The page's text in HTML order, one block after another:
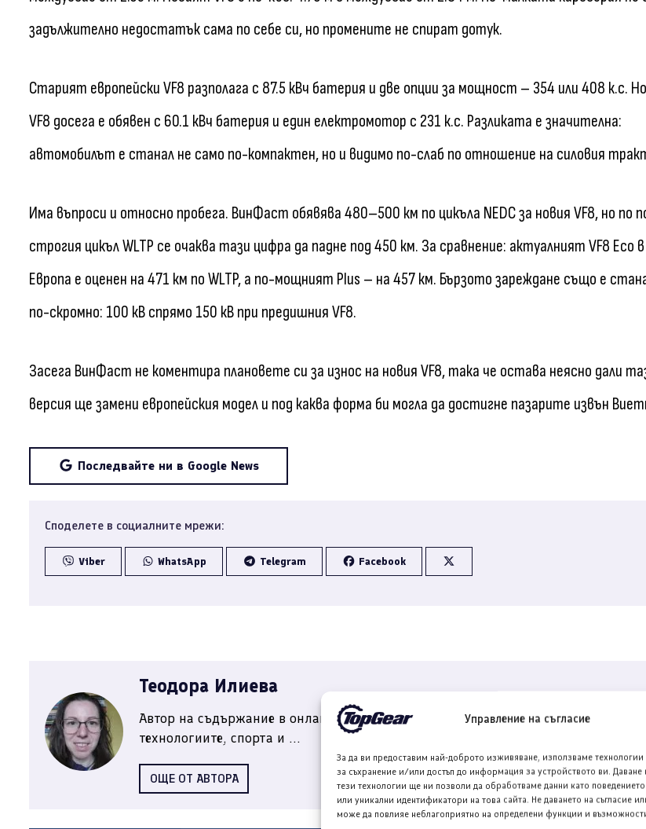
Управление на съгласие
За да ви предоставим най-доброто изживяване, използваме технологии
за съхранение и/или достъп до информация за устройството ви. Даване
тези технологии ще ни позволи да обработваме данни като
или уникални идентификатори на това сайта. Не даването на съгласие
може да повлияе неблагоприятно на определени функции и
задължително недостатък сама по себе си, но промените не спират дотук.
Старият европейски VF8 разполага с 87.5 кВч батерия и две опции за мощност – 354 или 408 к.с.
VF8 досега е обявен с 60.1 кВч батерия и един електромотор с 231 к.с. Разликата е значителна:
автомобилът е станал не само по-компактен, но и видимо по-слаб по отношение на силовия
Има въпроси и относно пробега. ВинФаст обявява 480–500 км по цикъла NEDC за новия VF8, но по
строгия цикъл WLTP се очаква тази цифра да падне под 450 км. За сравнение: актуалният VF8 Eco в
Европа е оценен на 471 км по WLTP, а по-мощният Plus – на 457 км. Бързото зареждане също е
по-скромно: 100 кВ спрямо 150 кВ при предишния VF8.
Засега ВинФаст не коментира плановете си за износ на новия VF8, така че остава неясно дали
версия ще замени европейския модел и под каква форма би могла да достигне пазарите извън
Последвайте ни в Google News
Споделете в социалните мрежи:
Viber WhatsApp Telegram Facebook
Теодора Илиева
Автор на съдържание в онлайн медии и копирайътър с интереси в областта на
технологиите, спорта и ...
ОЩЕ ОТ АВТОРА